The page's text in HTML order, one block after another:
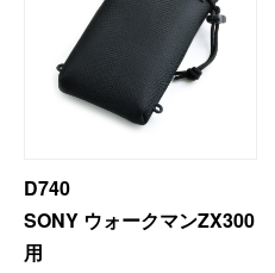
D740
SONY ウォークマンZX300
用